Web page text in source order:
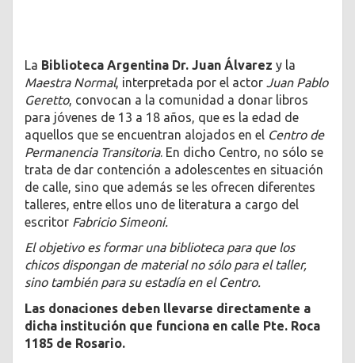
La Biblioteca Argentina Dr. Juan Álvarez y la
Maestra Normal, interpretada por el actor Juan Pablo
Geretto, convocan a la comunidad a donar libros
para jóvenes de 13 a 18 años, que es la edad de
aquellos que se encuentran alojados en el Centro de
Permanencia Transitoria. En dicho Centro, no sólo se
trata de dar contención a adolescentes en situación
de calle, sino que además se les ofrecen diferentes
talleres, entre ellos uno de literatura a cargo del
escritor Fabricio Simeoni.
El objetivo es formar una biblioteca para que los
chicos dispongan de material no sólo para el taller,
sino también para su estadía en el Centro.
Las donaciones deben llevarse directamente a
dicha institución que funciona en calle Pte. Roca
1185 de Rosario.